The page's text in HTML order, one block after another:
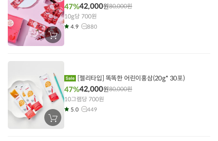
장
바
기
47%42,000원80,000원
10g당 700원
4.9 880
장
바
[젤리타입] 똑똑한 어린이홍삼(20g* 30포)
47%42,000원80,000원
10그램당 700원
5.0 449